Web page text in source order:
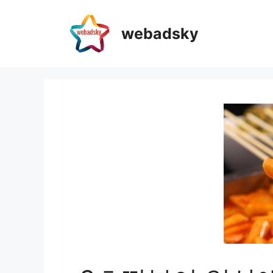
webadsky